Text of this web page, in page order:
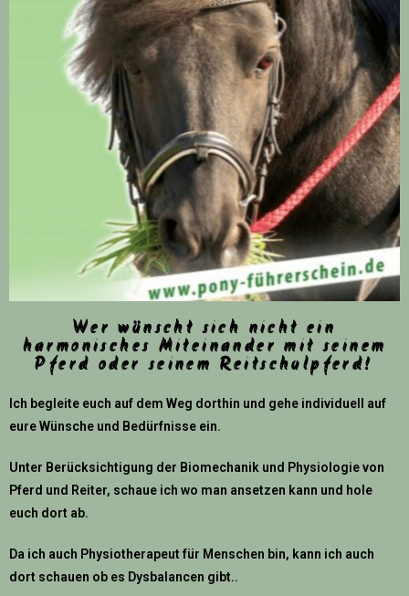
Wer wünscht sich nicht ein
harmonisches Miteinander mit seinem
Pferd oder seinem Reitschulpferd!
Ich begleite euch auf dem Weg dorthin und gehe individuell auf
eure Wünsche und Bedürfnisse ein.
Unter Berücksichtigung der Biomechanik und Physiologie von
Pferd und Reiter, schaue ich wo man ansetzen kann und hole
euch dort ab.
Da ich auch Physiotherapeut für Menschen bin, kann ich auch
dort schauen ob es Dysbalancen gibt..